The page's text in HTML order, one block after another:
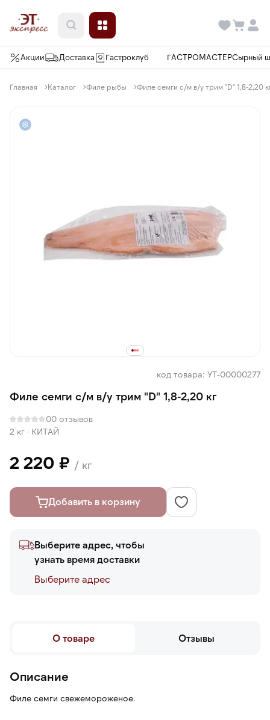
Акции Доставка Гастроклуб ГАСТРОМАСТЕРСырный
Главная Каталог Филе рыбы Филе семги с/м в/у трим "D" 1,8-2,20
код товара: УТ-00000277
Филе семги с/м в/у трим "D" 1,8-2,20 кг
00 отзывов
2 кг · КИТАЙ
2 220 ₽ / кг
Добавить в корзину
Выберите адрес, чтобы
узнать время доставки
Выберите адреc
О товаре Отзывы
Описание
Филе семги свежемороженое.